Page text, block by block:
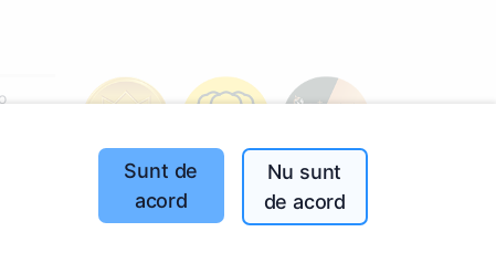
V
Sunt de
acord
Nu sunt
de acord